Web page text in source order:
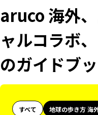
aruco 海外
ャルコラボ
のガイドブ
すべて 地球の歩き方 海